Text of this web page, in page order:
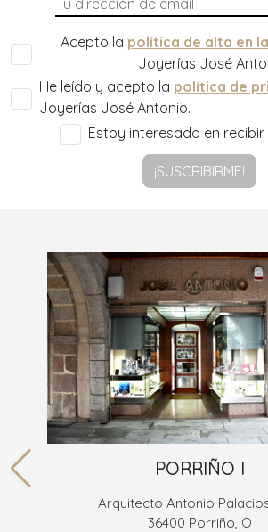
Acepto la política de alta en
Joyerías José
He leído y acepto la política de
Joyerías José Antonio.
Estoy interesado en
¡SUSCRIBIRME!
PORRIÑO I
Arquitecto Antonio
36400 Porriño, O